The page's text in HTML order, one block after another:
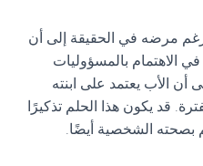
مرضه في الحقيقة إلى أن
في الاهتمام بالمسؤوليات
أن الأب يعتمد على ابنته
قد يكون هذا الحلم تذكيرًا
بصحته الشخصية أيضًا.